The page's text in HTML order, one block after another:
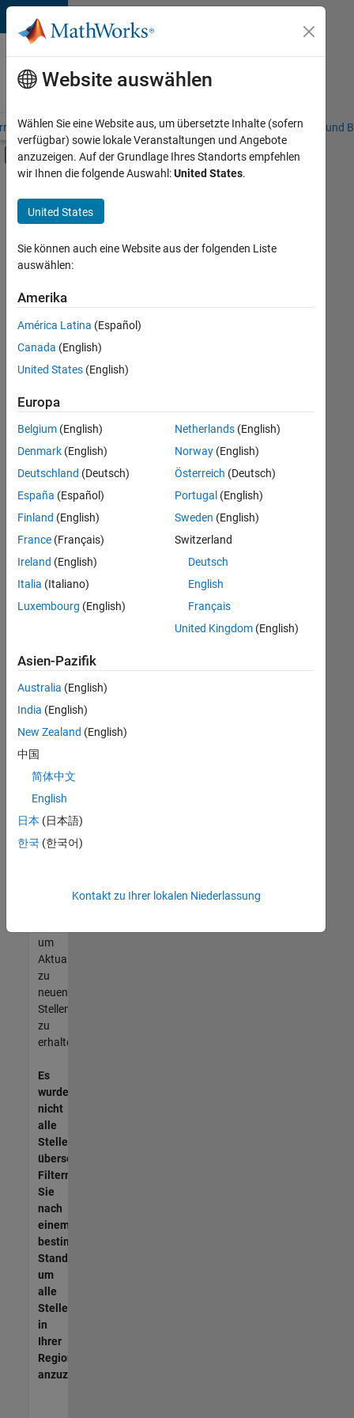
Weiter zum Inhalt
Karriere
bei
MathWorks
– Übersicht Stellensuche Niederlassungen Studierende und
Umschaltung für Off-Canvas-
Hauptinhalt
Praktika
Information Technology
Customer Support
Sales Operations
Marketing Communications
Marketing Services
Human Resources
Büro- und Verwaltungsdienste
+7
Derzeit
es
keine
offenen
Stellen,
Ihren
Suchkriterien
entsprechen.
können
die
Suchkriterien
weiter
fassen
oder
alle
Stellenangebote
anzeigen .
noch
keine
offenen
Stellen
können,
die
Ihren
entsprechen,
werden
unseres
um
Aktualisierungen
zu
neuen
Stellenangeboten
zu
erhalten.
Es
wurden
nicht
alle
Stellen
übersetzt.
Filtern
Sie
nach
einem
bestimmten
Standort,
um
alle
Stellenangebote
in
Ihrer
Region
anzuzeigen.
Website auswählen
Wählen Sie eine Website aus, um übersetzte Inhalte (sofern
verfügbar) sowie lokale Veranstaltungen und Angebote
anzuzeigen. Auf der Grundlage Ihres Standorts empfehlen
wir Ihnen die folgende Auswahl:United States.
United States
Sie können auch eine Website aus der folgenden Liste
auswählen:
Amerika
América Latina (Español)
Canada (English)
United States (English)
Europa
Belgium (English)
Denmark (English)
Deutschland (Deutsch)
España (Español)
Finland (English)
France (Français)
Ireland (English)
Italia (Italiano)
Luxembourg (English)
Netherlands(English)
Norway(English)
Österreich (Deutsch)
Portugal (English)
Sweden (English)
Switzerland
Deutsch
English
Français
United Kingdom(English)
Asien-Pazifik
Australia (English)
India (English)
New Zealand (English)
中国
简体中文
English
日本 (日本語)
한국 (한국어)
Kontakt zu Ihrer lokalen Niederlassung